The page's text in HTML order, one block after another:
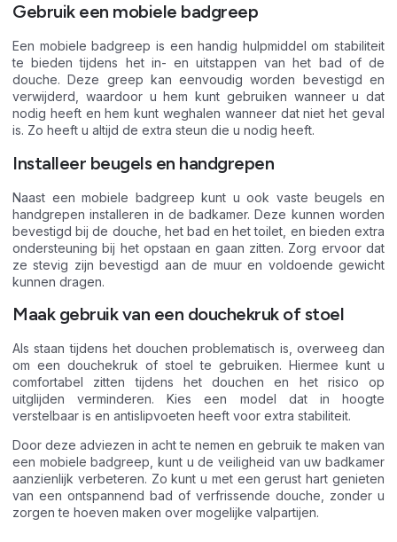
Gebruik een mobiele badgreep
Een mobiele badgreep is een handig hulpmiddel om stabiliteit
te bieden tijdens het in- en uitstappen van het bad of de
douche. Deze greep kan eenvoudig worden bevestigd en
verwijderd, waardoor u hem kunt gebruiken wanneer u dat
nodig heeft en hem kunt weghalen wanneer dat niet het geval
is. Zo heeft u altijd de extra steun die u nodig heeft.
Installeer beugels en handgrepen
Naast een mobiele badgreep kunt u ook vaste beugels en
handgrepen installeren in de badkamer. Deze kunnen worden
bevestigd bij de douche, het bad en het toilet, en bieden extra
ondersteuning bij het opstaan en gaan zitten. Zorg ervoor dat
ze stevig zijn bevestigd aan de muur en voldoende gewicht
kunnen dragen.
Maak gebruik van een douchekruk of stoel
Als staan tijdens het douchen problematisch is, overweeg dan
om een douchekruk of stoel te gebruiken. Hiermee kunt u
comfortabel zitten tijdens het douchen en het risico op
uitglijden verminderen. Kies een model dat in hoogte
verstelbaar is en antislipvoeten heeft voor extra stabiliteit.
Door deze adviezen in acht te nemen en gebruik te maken van
een mobiele badgreep, kunt u de veiligheid van uw badkamer
aanzienlijk verbeteren. Zo kunt u met een gerust hart genieten
van een ontspannend bad of verfrissende douche, zonder u
zorgen te hoeven maken over mogelijke valpartijen.